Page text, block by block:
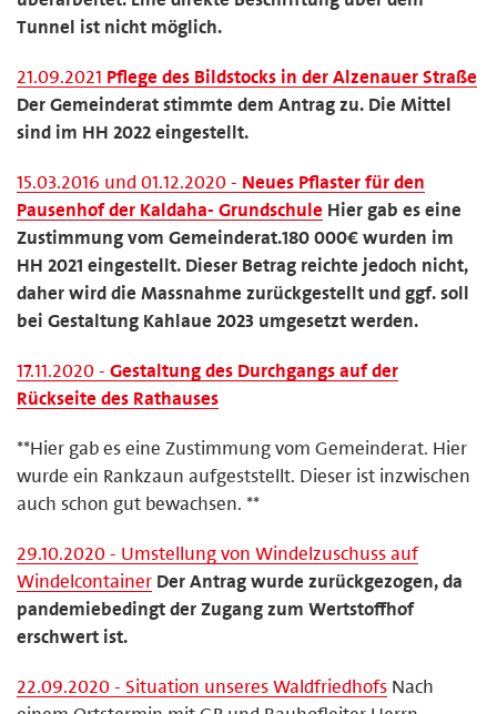
Tunnel ist nicht möglich.
21.09.2021 Pflege des Bildstocks in der Alzenauer Straße
Der Gemeinderat stimmte dem Antrag zu. Die Mittel
sind im HH 2022 eingestellt.
15.03.2016 und 01.12.2020 - Neues Pflaster für den
Pausenhof der Kaldaha- Grundschule Hier gab es eine
Zustimmung vom Gemeinderat.180 000€ wurden im
HH 2021 eingestellt. Dieser Betrag reichte jedoch nicht,
daher wird die Massnahme zurückgestellt und ggf. soll
bei Gestaltung Kahlaue 2023 umgesetzt werden.
17.11.2020 - Gestaltung des Durchgangs auf der
Rückseite des Rathauses
**Hier gab es eine Zustimmung vom Gemeinderat. Hier
wurde ein Rankzaun aufgeststellt. Dieser ist inzwischen
auch schon gut bewachsen. **
29.10.2020 - Umstellung von Windelzuschuss auf
Windelcontainer Der Antrag wurde zurückgezogen, da
pandemiebedingt der Zugang zum Wertstoffhof
erschwert ist.
22.09.2020 - Situation unseres Waldfriedhofs Nach